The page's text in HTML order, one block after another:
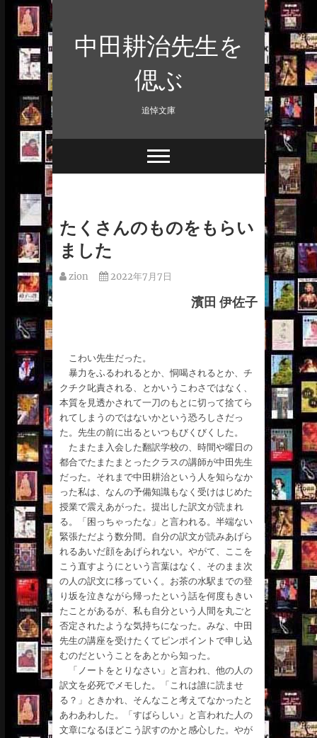
Skip
to
content中田耕治先生を
偲ぶ
追悼文庫
たくさんのものをもらい
ました
zion 2022年7月7日
濱田 伊佐子
こわい先生だった。
暴力をふるわれるとか、恫喝されるとか、チ
クチク叱責される、とかいうこわさではなく、
本質を見透かされて一刀のもとに切って捨てら
れてしまうのではないかという恐ろしさだっ
た。先生の前に出るといつもびくびくした。
たまたま入会した翻訳学校の、時間や曜日の
都合でたまたまとったクラスの講師が中田先生
だった。それまで中田耕治という人を知らなか
った私は、なんの予備知識もなく受けはじめた
授業で震えあがった。提出した訳文が読まれ
る。「困っちゃったな」と言われる。半端ない
緊張ただよう数分間。自分の訳文が読みあげら
れるあいだ顔をあげられない。やがて、ここを
こう直すようにという言葉はなく、そのまま次
の人の訳文に移っていく。お茶の水駅までの登
り坂を泣きながら帰ったという話を何度もきい
たことがあるが、私も自分という人間を丸ごと
否定されたような気持ちになった。みな、中田
先生の講座を受けたくてピンポイントで申し込
むのだということをあとから知った。
「ノートをとりなさい」と言われ、他の人の
訳文を必死でメモした。「これは誰に読ませ
る？」ときかれ、そんなこと考えてなかったと
あわあわした。「すばらしい」と言われた人の
文章になるほどこう訳すのかと感心した。やが